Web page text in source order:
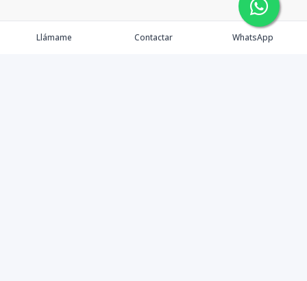
Llámame Contactar WhatsApp